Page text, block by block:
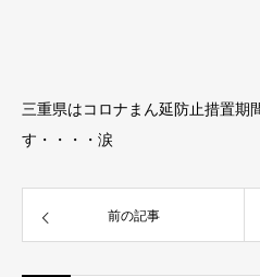
三重県はコロナまん延防止措置期
す・・・・涙
前の記事